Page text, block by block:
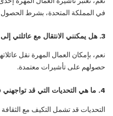
في المملكة المتحدة، بشرط
3. هل يمكنني الانتقال مع عائلتي
نعم، بإمكان العمال المهرة نقل
حصولهم على تأشيرات معتمدة.
4. ما هي التحديات التي قد
التحديات قد تشمل التكيف مع